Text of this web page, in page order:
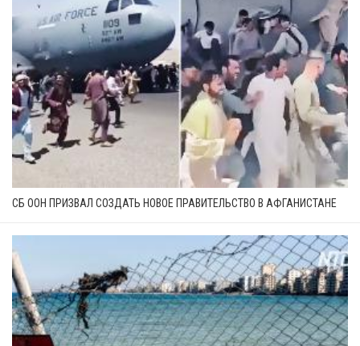
СБ ООН ПРИЗВАЛ СОЗДАТЬ НОВОЕ ПРАВИТЕЛЬСТВО В АФГАНИСТАНЕ